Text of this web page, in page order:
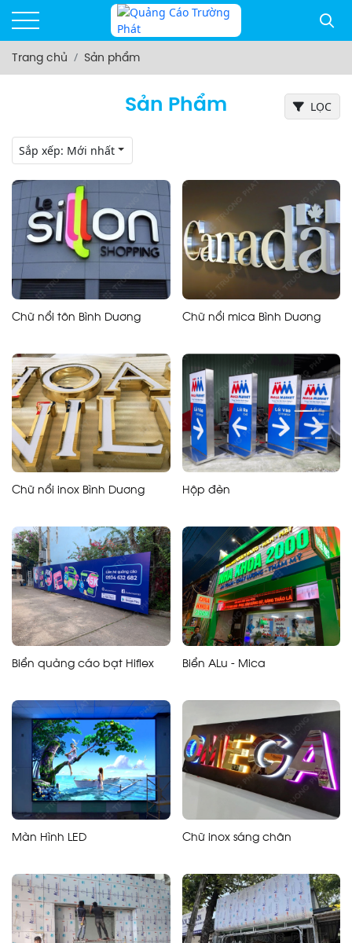
Trang chủ Sản phẩm
Sản Phẩm LỌC
Sắp xếp: Mới nhất
Chữ nổi tôn Bình Dương Chữ nổi mica Bình Dương
Chữ nổi inox Bình Dương Hộp đèn
Biển quảng cáo bạt Hiflex Biển ALu - Mica
Màn Hình LED Chữ inox sáng chân